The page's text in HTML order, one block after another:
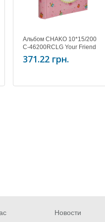
Альбом CHAKO 10*15/200
C-46200RCLG Your Friend
Pink
371.22 грн.
Новости